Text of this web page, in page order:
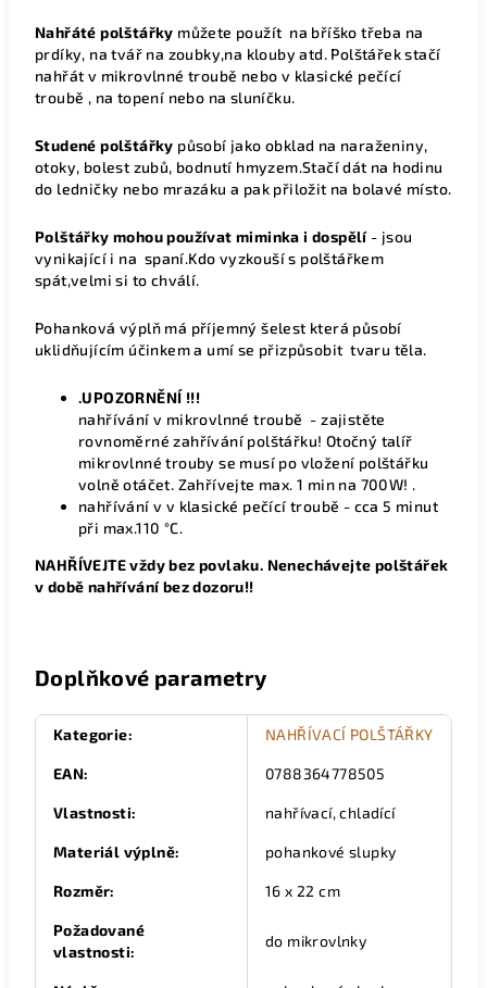
Nahřáté polštářky můžete použít na bříško třeba na
prdíky, na tvář na zoubky,na klouby atd. Polštářek stačí
nahřát v mikrovlnné troubě nebo v klasické pečící
troubě , na topení nebo na sluníčku.
Studené polštářky působí jako obklad na naraženiny,
otoky, bolest zubů, bodnutí hmyzem.Stačí dát na hodinu
do ledničky nebo mrazáku a pak přiložit na bolavé místo.
Polštářky mohou používat miminka i dospělí- jsou
vynikající i na spaní.Kdo vyzkouší s polštářkem
spát,velmi si to chválí.
Pohanková výplň má příjemný šelest která působí
uklidňujícím účinkem a umí se přizpůsobit tvaru těla.
.UPOZORNĚNÍ !!!
nahřívání v mikrovlnné troubě - zajistěte
rovnoměrné zahřívání polštářku! Otočný talíř
mikrovlnné trouby se musí po vložení polštářku
volně otáčet. Zahřívejte max. 1 min na 700W! .
nahřívání v v klasické pečící troubě - cca 5 minut
při max.110 °C.
NAHŘÍVEJTE vždy bez povlaku. Nenechávejte polštářek
v době nahřívání bez dozoru!!
Doplňkové parametry
Kategorie: NAHŘÍVACÍ POLŠTÁŘKY
EAN: 0788364778505
Vlastnosti: nahřívací, chladící
Materiál výplně: pohankové slupky
Rozměr: 16 x 22 cm
Požadované
vlastnosti:
do mikrovlnky